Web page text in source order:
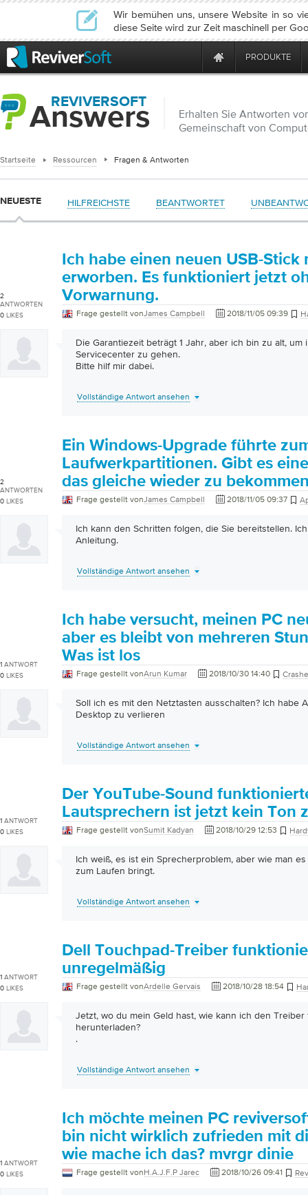
Wir bemühen uns, unsere Website in so
diese Seite wird zur Zeit maschinell per
PRODUKTE
REVIVERSOFT
Answers
Erhalten Sie Antworten
Gemeinschaft von
Startseite Ressourcen Fragen & Antworten
NEUESTE HILFREICHSTE BEANTWORTET
2
ANTWORTEN
0 LIKES
Ich habe einen neuen USB-Stick
erworben. Es funktioniert jetzt
Vorwarnung.
Frage gestellt vonJames Campbell 2018/11/05 09:39
Die Garantiezeit beträgt 1 Jahr, aber ich bin zu alt,
Servicecenter zu gehen.
Bitte hilf mir dabei.
Vollständige Antwort ansehen
2
ANTWORTEN
0 LIKES
Ein Windows-Upgrade führte
Laufwerkpartitionen. Gibt es
das gleiche wieder zu
Frage gestellt vonJames Campbell 2018/11/05 09:37
Ich kann den Schritten folgen, die Sie bereitstellen.
Anleitung.
Vollständige Antwort ansehen
1 ANTWORT
0 LIKES
Ich habe versucht, meinen PC
aber es bleibt von mehreren
Was ist los
Frage gestellt vonArun Kumar 2018/10/30 14:40
Soll ich es mit den Netztasten ausschalten? Ich habe
Desktop zu verlieren
Vollständige Antwort ansehen
1 ANTWORT
0 LIKES
Der YouTube-Sound
Lautsprechern ist jetzt kein Ton
Frage gestellt vonSumit Kadyan 2018/10/29 12:53
Ich weiß, es ist ein Sprecherproblem, aber wie man
zum Laufen bringt.
Vollständige Antwort ansehen
1 ANTWORT
0 LIKES
Dell Touchpad-Treiber
unregelmäßig
Frage gestellt vonArdelle Gervais 2018/10/28 18:54
Jetzt, wo du mein Geld hast, wie kann ich den
herunterladen?
.
Vollständige Antwort ansehen
1 ANTWORT
0 LIKES
Ich möchte meinen PC
bin nicht wirklich zufrieden mit
wie mache ich das? mvrgr dinie
Frage gestellt vonH.A.J.F.P Jarec 2018/10/26 09:41